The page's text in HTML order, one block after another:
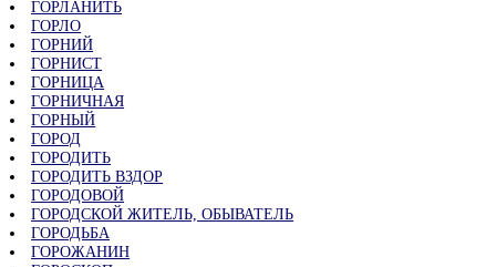
ГОРЛАНИТЬ
ГОРЛО
ГОРНИЙ
ГОРНИСТ
ГОРНИЦА
ГОРНИЧНАЯ
ГОРНЫЙ
ГОРОД
ГОРОДИТЬ
ГОРОДИТЬ ВЗДОР
ГОРОДОВОЙ
ГОРОДСКОЙ ЖИТЕЛЬ, ОБЫВАТЕЛЬ
ГОРОДЬБА
ГОРОЖАНИН